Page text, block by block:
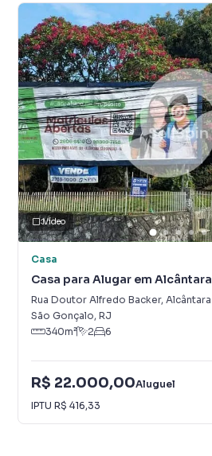
Vídeo
Casa
Casa para Alugar em Alcântara
Rua Doutor Alfredo Backer, Alcântara
São Gonçalo, RJ
340m² 2 6
R$ 22.000,00Aluguel
IPTU R$ 416,33